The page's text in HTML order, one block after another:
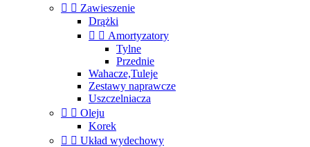
  Zawieszenie
Drążki
  Amortyzatory
Tylne
Przednie
Wahacze,Tuleje
Zestawy naprawcze
Uszczelniacza
  Oleju
Korek
  Układ wydechowy